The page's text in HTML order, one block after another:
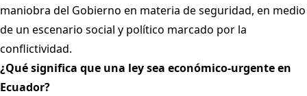
maniobra del Gobierno en materia de seguridad, en medio
de un escenario social y político marcado por la
conflictividad.
¿Qué significa que una ley sea económico-urgente en
Ecuador?